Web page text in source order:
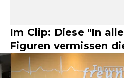
Im Clip: Diese "In
Figuren vermissen